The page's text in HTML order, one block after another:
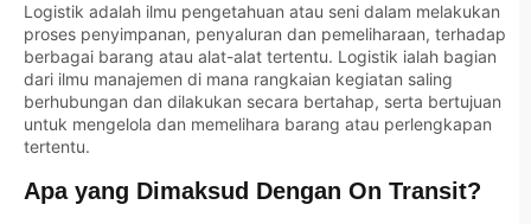
Logistik adalah ilmu pengetahuan atau seni dalam melakukan
proses penyimpanan, penyaluran dan pemeliharaan, terhadap
berbagai barang atau alat-alat tertentu. Logistik ialah bagian
dari ilmu manajemen di mana rangkaian kegiatan saling
berhubungan dan dilakukan secara bertahap, serta bertujuan
untuk mengelola dan memelihara barang atau perlengkapan
tertentu.
Apa yang Dimaksud Dengan On Transit?